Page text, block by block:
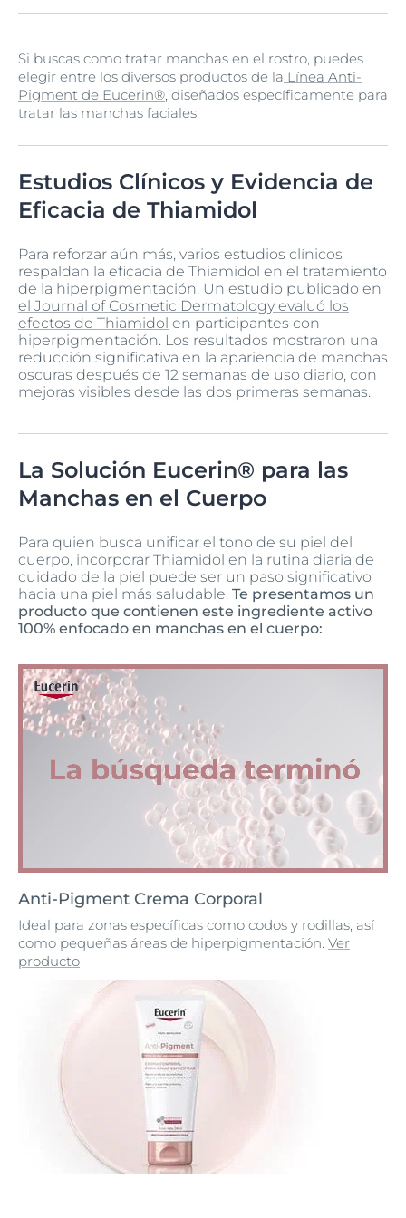
menos 30 todos los días para proteger tu piel de los
rutina de cuidado de la piel y sé paciente, ya que los
resultados pueden comenzar a notarse en unas pocas
semanas, pero las mejoras continuarán con el tiempo.
Si buscas como tratar manchas en el rostro, puedes
elegir entre los diversos productos de la Línea Anti-
Pigment de Eucerin® , diseñados específicamente para
tratar las manchas faciales.
Estudios Clínicos y Evidencia de
Eficacia de Thiamidol
Para reforzar aún más, varios estudios clínicos
respaldan la eficacia de Thiamidol en el tratamiento
de la hiperpigmentación. Un estudio publicado en
el Journal of Cosmetic Dermatology evaluó los
efectos de Thiamidol en participantes con
hiperpigmentación. Los resultados mostraron una
reducción significativa en la apariencia de manchas
oscuras después de 12 semanas de uso diario, con
mejoras visibles desde las dos primeras semanas.
La Solución Eucerin® para las
Manchas en el Cuerpo
Para quien busca unificar el tono de su piel del
cuerpo, incorporar Thiamidol en la rutina diaria de
cuidado de la piel puede ser un paso significativo
hacia una piel más saludable. Te presentamos un
producto que contienen este ingrediente activo
100% enfocado en manchas en el cuerpo:
Anti-Pigment Crema Corporal
Ideal para zonas específicas como codos y rodillas, así
como pequeñas áreas de hiperpigmentación. Ver
producto